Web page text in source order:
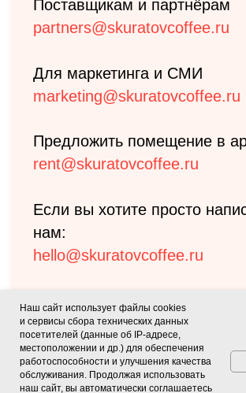
Наш сайт использует файлы cookies
и сервисы сбора технических данных
посетителей (данные об IP-адресе,
местоположении и др.) для обеспечения
работоспособности и улучшения качества
обслуживания. Продолжая использовать
наш сайт, вы автоматически соглашаетесь